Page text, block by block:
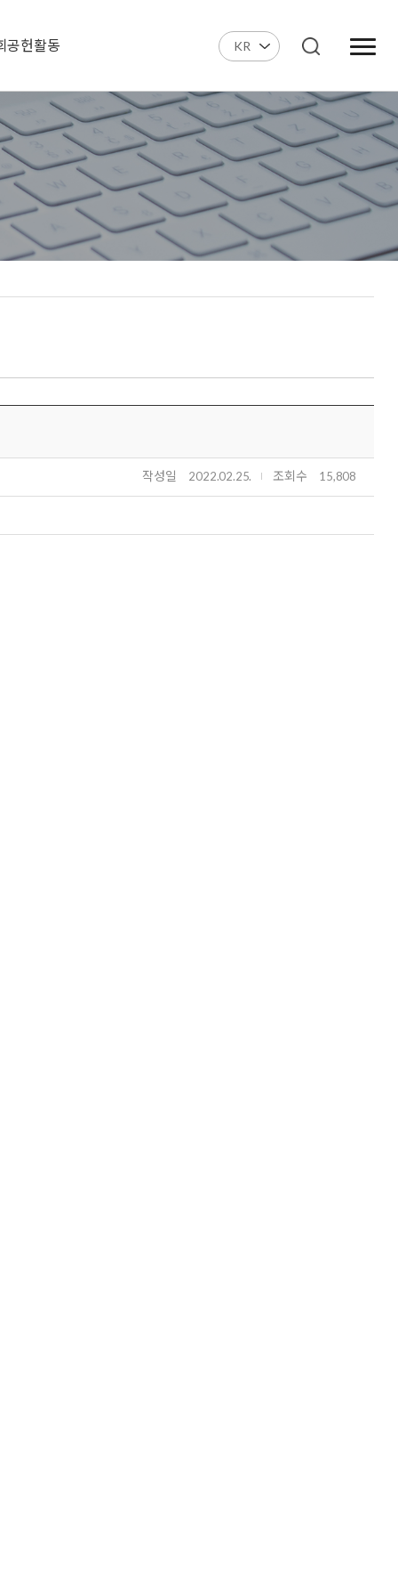
공헌활동 KR
작성일 2022.02.25. 조회수 15,808